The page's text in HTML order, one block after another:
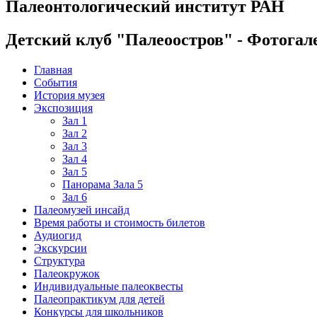
Палеонтологический институт РАН
Детский клуб "Палеоостров" -
Главная
События
История музея
Экспозиция
Зал 1
Зал 2
Зал 3
Зал 4
Зал 5
Панорама Зала 5
Зал 6
Палеомузей инсайд
Время работы и стоимость билетов
Аудиогид
Экскурсии
Структура
Палеокружок
Индивидуальные палеоквесты
Палеопрактикум для детей
Конкурсы для школьников